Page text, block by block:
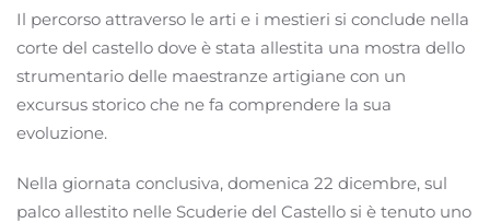
Il percorso attraverso le arti e i mestieri si conclude nella
corte del castello dove è stata allestita una mostra dello
strumentario delle maestranze artigiane con un
excursus storico che ne fa comprendere la sua
evoluzione.
Nella giornata conclusiva, domenica 22 dicembre, sul
palco allestito nelle Scuderie del Castello si è tenuto uno